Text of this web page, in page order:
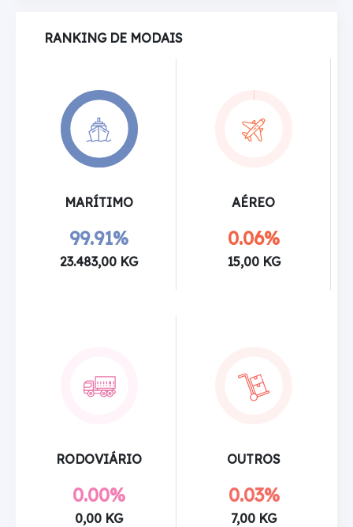
RANKING DE MODAIS
MARÍTIMO
99.91%
23.483,00 KG
AÉREO
0.06%
15,00 KG
RODOVIÁRIO
0.00%
0,00 KG
OUTROS
0.03%
7,00 KG